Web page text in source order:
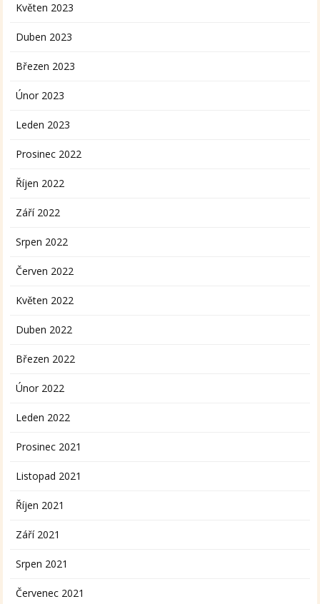
Květen 2023
Duben 2023
Březen 2023
Únor 2023
Leden 2023
Prosinec 2022
Říjen 2022
Září 2022
Srpen 2022
Červen 2022
Květen 2022
Duben 2022
Březen 2022
Únor 2022
Leden 2022
Prosinec 2021
Listopad 2021
Říjen 2021
Září 2021
Srpen 2021
Červenec 2021